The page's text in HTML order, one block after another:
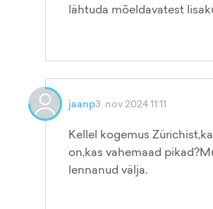
lähtuda mõeldavatest
jaanp3. nov 2024 11:11
Kellel kogemus
on,kas vahemaad
lennanud välja.